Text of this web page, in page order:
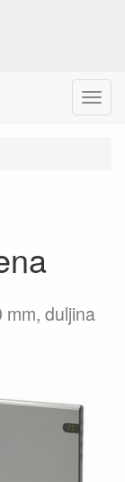
Menu
mm, duljina